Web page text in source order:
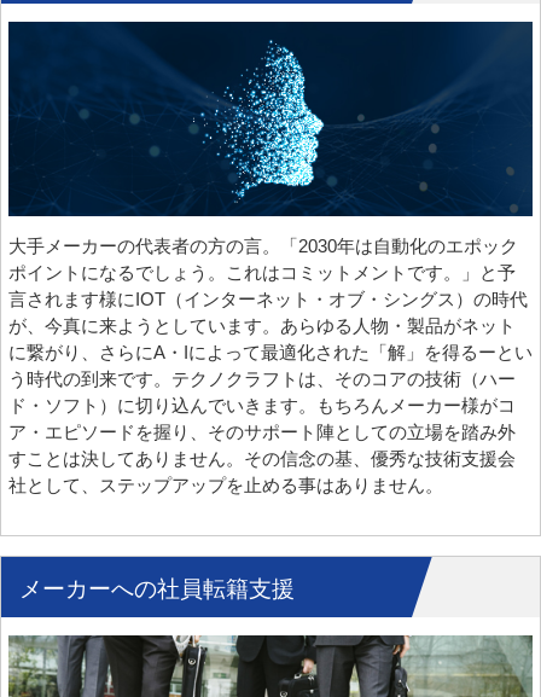
大手メーカーの代表者の方の言。「2030年は自動化のエポック
ポイントになるでしょう。これはコミットメントです。」と予
言されます様にIOT（インターネット・オブ・シングス）の時代
が、今真に来ようとしています。あらゆる人物・製品がネット
に繋がり、さらにA・Iによって最適化された「解」を得るーとい
う時代の到来です。テクノクラフトは、そのコアの技術（ハー
ド・ソフト）に切り込んでいきます。もちろんメーカー様がコ
ア・エピソードを握り、そのサポート陣としての立場を踏み外
すことは決してありません。その信念の基、優秀な技術支援会
社として、ステップアップを止める事はありません。
メーカーへの社員転籍支援